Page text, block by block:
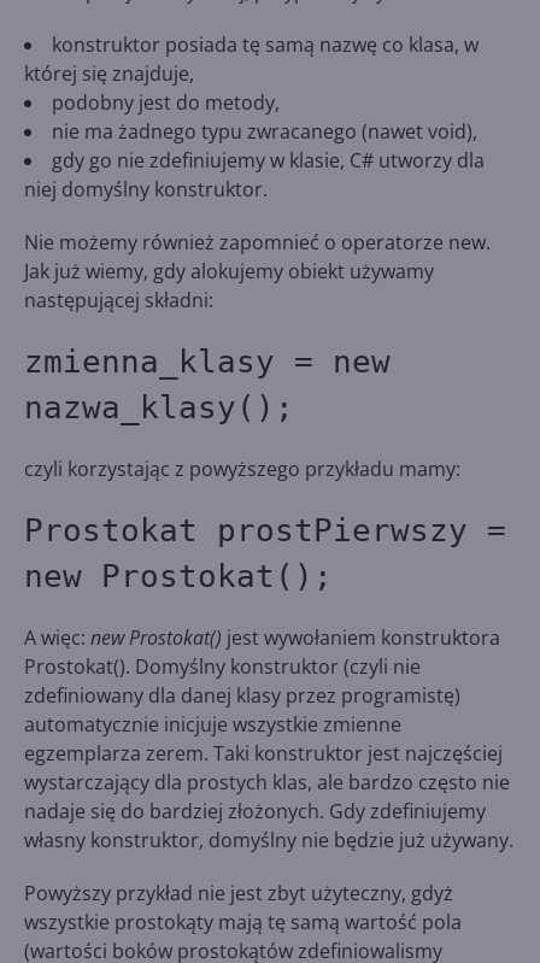
konstruktor posiada tę samą nazwę co klasa, w
której się znajduje,
podobny jest do metody,
nie ma żadnego typu zwracanego (nawet void),
gdy go nie zdefiniujemy w klasie, C# utworzy dla
niej domyślny konstruktor.
Nie możemy również zapomnieć o operatorze new.
Jak już wiemy, gdy alokujemy obiekt używamy
następującej składni:
zmienna_klasy = new
nazwa_klasy();
czyli korzystając z powyższego przykładu mamy:
Prostokat prostPierwszy =
new Prostokat();
A więc: new Prostokat() jest wywołaniem konstruktora
Prostokat(). Domyślny konstruktor (czyli nie
zdefiniowany dla danej klasy przez programistę)
automatycznie inicjuje wszystkie zmienne
egzemplarza zerem. Taki konstruktor jest najczęściej
wystarczający dla prostych klas, ale bardzo często nie
nadaje się do bardziej złożonych. Gdy zdefiniujemy
własny konstruktor, domyślny nie będzie już używany.
Powyższy przykład nie jest zbyt użyteczny, gdyż
wszystkie prostokąty mają tę samą wartość pola
(wartości boków prostokątów zdefiniowalismy